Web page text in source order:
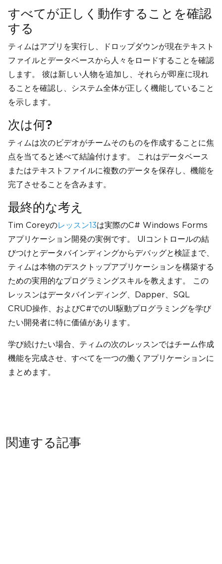
すべてが正しく動作することを確認
する
ティムはアプリを実行し、ドロップダウンが現在テキスト
ファイルとデータベースから人々をロードすることを確認
します。 彼は新しい人物を追加し、それらが即座に現れ
ることを確認し、システム全体が正しく機能していること
を示します。
次は何?
ティムは次のビデオがチームそのものを作成することに焦
点を当てると述べて結論付けます。 これはデータベース
またはテキストファイルに複数のデータを保存し、機能を
完了させることを含みます。
最終的な考え
Tim Coreyのレッスン13は実際のC# Windows Forms
アプリケーション開発の実例です。 UIコントロールの結
びつけとデータバインディングからデバッグと検証まで、
ティムは本物のデスクトップアプリケーションを構築する
ための実用的なプログラミングスキルを教えます。 この
レッスンはデータバインディング、Dapper、SQL
CRUD操作、およびC#でのUI駆動プログラミングを学び
たい開発者に特に価値があります。
学び続けたい場合、ティムの次のレッスンではチーム作成
機能を完成させ、すべてを一つの働くアプリケーションに
まとめます。
関連する記事